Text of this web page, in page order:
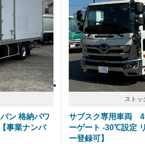
ン 格納パワ
事業ナンバ
ストッ
サブスク専用車両
ーゲート -30℃設定
ー登録可】